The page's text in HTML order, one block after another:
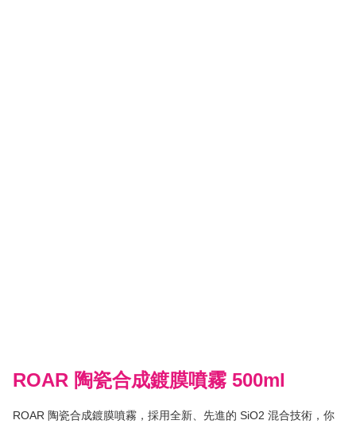
ROAR 陶瓷合成鍍膜噴霧 500ml
ROAR 陶瓷合成鍍膜噴霧，採用全新、先進的 SiO2 混合技術，你